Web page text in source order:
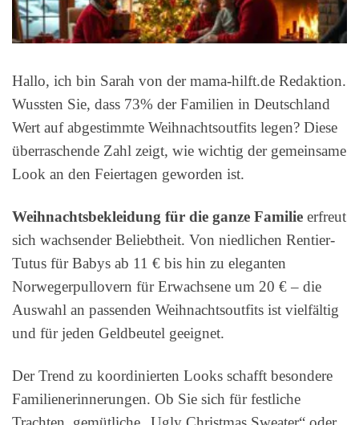
Hallo, ich bin Sarah von der mama-hilft.de Redaktion.
Wussten Sie, dass 73% der Familien in Deutschland
Wert auf abgestimmte Weihnachtsoutfits legen? Diese
überraschende Zahl zeigt, wie wichtig der gemeinsame
Look an den Feiertagen geworden ist.
Weihnachtsbekleidung für die ganze Familie erfreut
sich wachsender Beliebtheit. Von niedlichen Rentier-
Tutus für Babys ab 11 € bis hin zu eleganten
Norwegerpullovern für Erwachsene um 20 € – die
Auswahl an passenden Weihnachtsoutfits ist vielfältig
und für jeden Geldbeutel geeignet.
Der Trend zu koordinierten Looks schafft besondere
Familienerinnerungen. Ob Sie sich für festliche